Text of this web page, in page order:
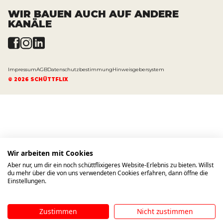
Offene Stellen
News und Presse
WIR BAUEN AUCH AUF ANDERE
KANÄLE
ImpressumAGBDatenschutzbestimmungHinweisgebersystem
© 2026 SCHÜTTFLIX
Wir arbeiten mit Cookies
Aber nur, um dir ein noch schüttflixigeres Website-Erlebnis zu bieten. Willst
du mehr über die von uns verwendeten Cookies erfahren, dann öffne die
Einstellungen.
Zustimmen Nicht zustimmen